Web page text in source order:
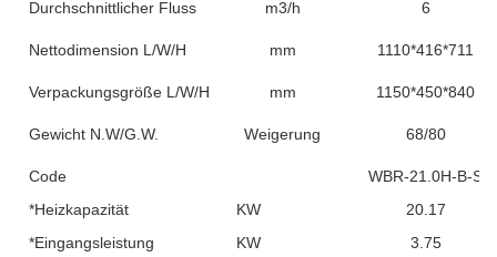
Durchschnittlicher Fluss m3/h 6
Nettodimension L/W/H mm 1110*416*711
Verpackungsgröße L/W/H mm 1150*450*840
Gewicht N.W/G.W. Weigerung 68/80
Code
WBR-21.0H-B-S
*Heizkapazität
KW
20.17
*Eingangsleistung
KW
3.75